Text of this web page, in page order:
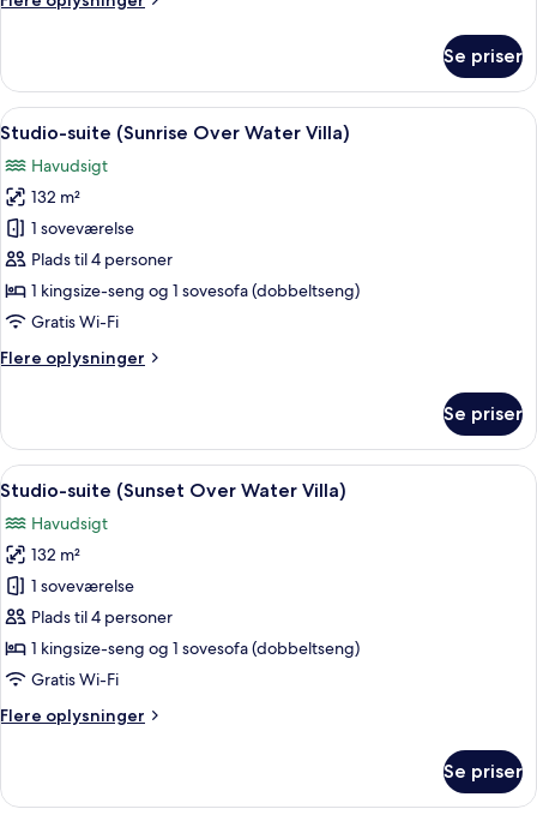
(Sunset
Beach)
Se priser
Indlæs
alle
billeder
af
Studio-
suite
(Sunrise
Over
Villa)
En rummelig opholdsstue med højt
11
Studio-suite (Sunrise Over Water Villa)
Havudsigt
132 m²
1 soveværelse
Plads til 4 personer
1 kingsize-seng og 1 sovesofa (dobbeltseng)
Gratis Wi-Fi
Flere oplysninger
Flere
suite
(Sunrise
Over
Villa)
Se priser
Indlæs
alle
billeder
af
Studio-
suite
(Sunset
Over
Villa)
En rummelig opholdsstue med højt
14
Studio-suite (Sunset Over Water Villa)
Havudsigt
132 m²
1 soveværelse
Plads til 4 personer
1 kingsize-seng og 1 sovesofa (dobbeltseng)
Gratis Wi-Fi
Flere oplysninger
Flere
suite
Se priser